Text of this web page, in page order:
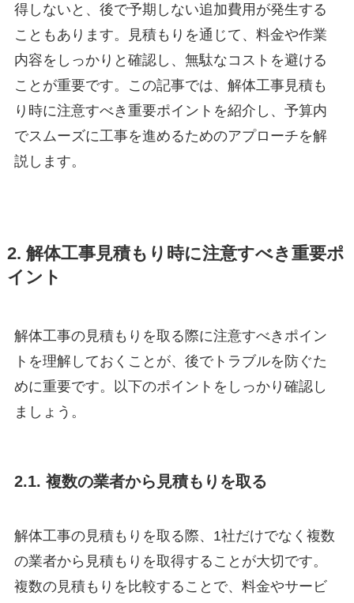
得しないと、後で予期しない追加費用が発生する
こともあります。見積もりを通じて、料金や作業
内容をしっかりと確認し、無駄なコストを避ける
ことが重要です。この記事では、解体工事見積も
り時に注意すべき重要ポイントを紹介し、予算内
でスムーズに工事を進めるためのアプローチを解
説します。
2. 解体工事見積もり時に注意すべき重要ポ
イント
解体工事の見積もりを取る際に注意すべきポイン
トを理解しておくことが、後でトラブルを防ぐた
めに重要です。以下のポイントをしっかり確認し
ましょう。
2.1. 複数の業者から見積もりを取る
解体工事の見積もりを取る際、1社だけでなく複数
の業者から見積もりを取得することが大切です。
複数の見積もりを比較することで、料金やサービ